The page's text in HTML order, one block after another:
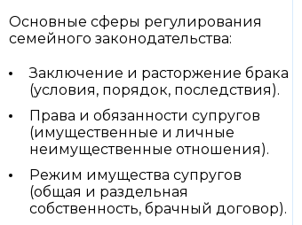
Основные сферы регулирования
семейного законодательства:
Заключение и расторжение брака
(условия, порядок, последствия).
Права и обязанности супругов
(имущественные и личные
неимущественные отношения).
Режим имущества супругов
(общая и раздельная
собственность, брачный договор).